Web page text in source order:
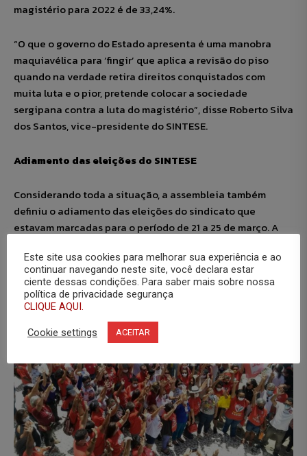
magistério para 2022 é de 33,24%.
“O que o governo do Estado apresenta é uma manobra
maquiavélica para ‘fingir’ que aplica a revisão do piso
quando na verdade retira direitos conquistados com
muita luta e o pior, pretende colocar a sociedade
sergipana contra a luta do magistério”, disse Roberto Silva
dos Santos, vice-presidente do SINTESE.
Adiamento das eleições do SINTESE
Considerando toda a situação, a assembleia também
definiu o adiamento das eleições do sindicato que
estavam marcadas para o período de 21 a 25 de março. A
Este site usa cookies para melhorar sua experiência e ao
continuar navegando neste site, você declara estar
ciente dessas condições. Para saber mais sobre nossa
política de privacidade segurança
CLIQUE AQUI.
Cookie settings ACEITAR